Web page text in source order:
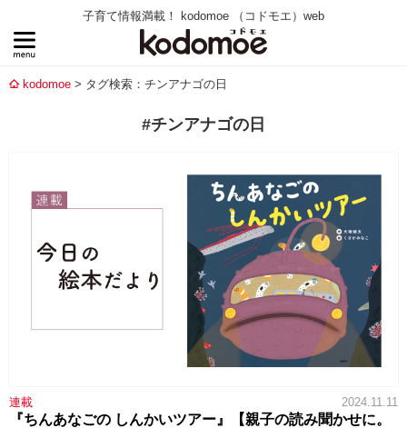
子育て情報満載！ kodomoe （コドモエ）web
kodomoe タグ検索：チンアナゴの日
#チンアナゴの日
連載 2024.11.11
『ちんあなごの しんかいツアー』【親子の読み聞かせに。